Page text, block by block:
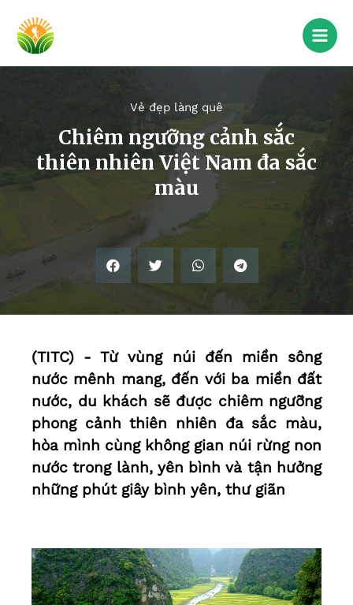
Vẻ đẹp làng quê
Chiêm ngưỡng cảnh sắc
thiên nhiên Việt Nam đa sắc
màu
(TITC) - Từ vùng núi đến miền sông
nước mênh mang, đến với ba miền đất
nước, du khách sẽ được chiêm ngưỡng
phong cảnh thiên nhiên đa sắc màu,
hòa mình cùng không gian núi rừng non
nước trong lành, yên bình và tận hưởng
những phút giây bình yên, thư giãn